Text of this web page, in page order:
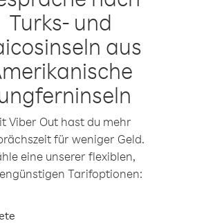
Turks- und
aus
Viber Out hast du mehr
für weniger Geld.
eine unserer flexiblen,
Tarifoptionen: